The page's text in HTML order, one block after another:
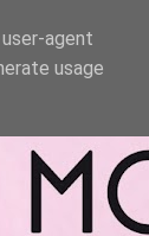
agent
usage